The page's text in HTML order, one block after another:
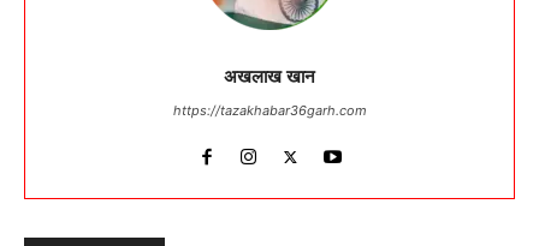
अखलाख खान
https://tazakhabar36garh.com